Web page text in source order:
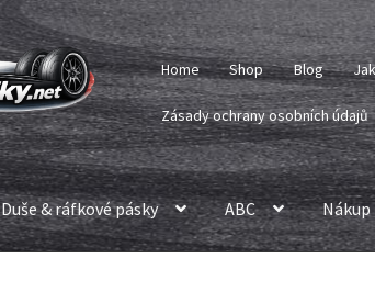
Home Shop Blog
Zásady ochrany osobních údajů
Duše & ráfkové pásky ABC Nákup